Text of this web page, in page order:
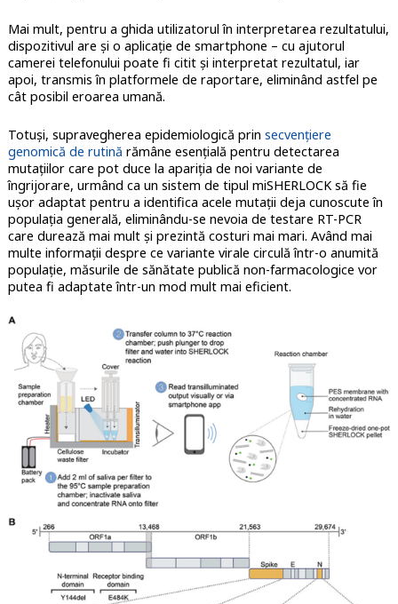
Mai mult, pentru a ghida utilizatorul în interpretarea rezultatului,
dispozitivul are și o aplicație de smartphone – cu ajutorul
camerei telefonului poate fi citit și interpretat rezultatul, iar
apoi, transmis în platformele de raportare, eliminând astfel pe
cât posibil eroarea umană.
Totuși, supravegherea epidemiologică prin secvențiere
genomică de rutină rămâne esențială pentru detectarea
mutațiilor care pot duce la apariția de noi variante de
îngrijorare, urmând ca un sistem de tipul miSHERLOCK să fie
ușor adaptat pentru a identifica acele mutații deja cunoscute în
populația generală, eliminându-se nevoia de testare RT-PCR
care durează mai mult și prezintă costuri mai mari. Având mai
multe informații despre ce variante virale circulă într-o anumită
populație, măsurile de sănătate publică non-farmacologice vor
putea fi adaptate într-un mod mult mai eficient.